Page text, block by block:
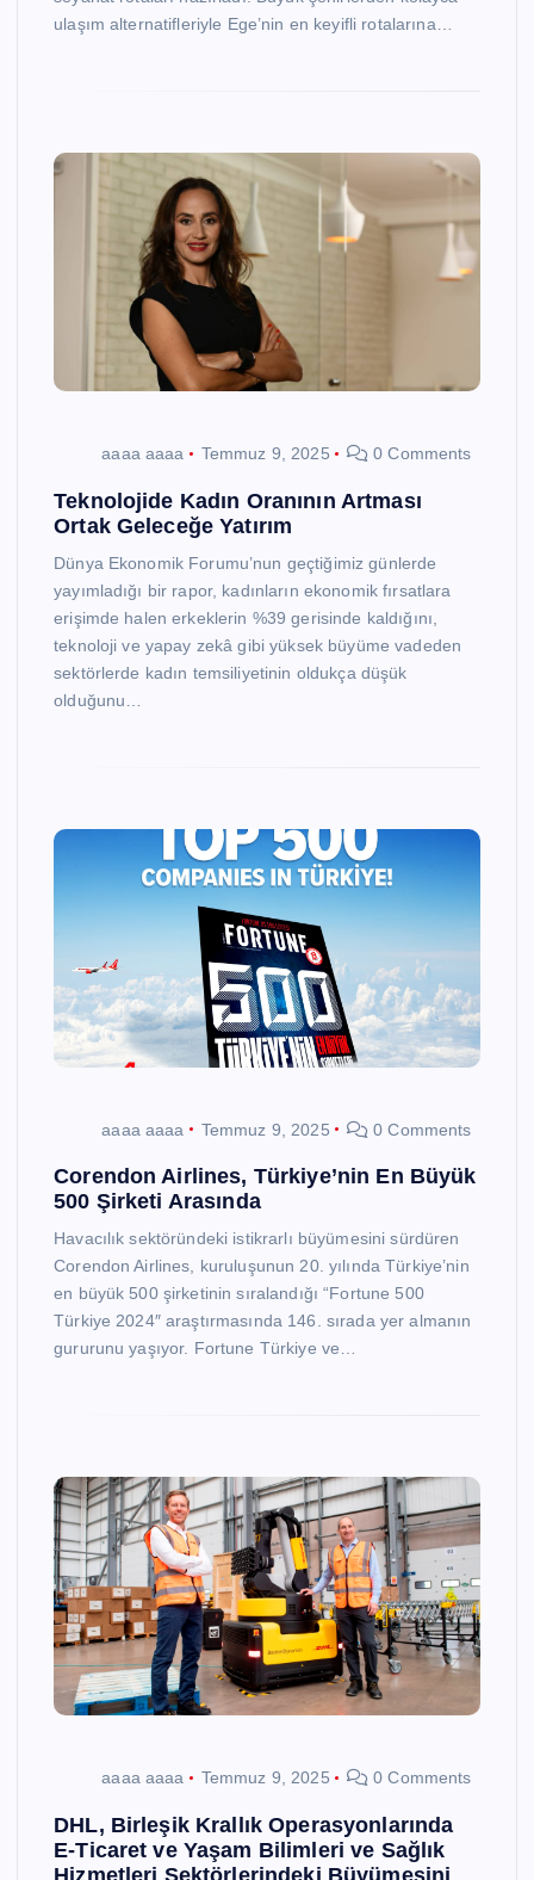
ulaşım alternatifleriyle Ege’nin en keyifli rotalarına…
aaaa aaaa Temmuz 9, 2025 0 Comments
Teknolojide Kadın Oranının Artması
Ortak Geleceğe Yatırım
Dünya Ekonomik Forumu’nun geçtiğimiz günlerde
yayımladığı bir rapor, kadınların ekonomik fırsatlara
erişimde halen erkeklerin %39 gerisinde kaldığını,
teknoloji ve yapay zekâ gibi yüksek büyüme vadeden
sektörlerde kadın temsiliyetinin oldukça düşük
olduğunu…
aaaa aaaa Temmuz 9, 2025 0 Comments
Corendon Airlines, Türkiye’nin En Büyük
500 Şirketi Arasında
Havacılık sektöründeki istikrarlı büyümesini sürdüren
Corendon Airlines, kuruluşunun 20. yılında Türkiye’nin
en büyük 500 şirketinin sıralandığı “Fortune 500
Türkiye 2024″ araştırmasında 146. sırada yer almanın
gururunu yaşıyor. Fortune Türkiye ve…
aaaa aaaa Temmuz 9, 2025 0 Comments
DHL, Birleşik Krallık Operasyonlarında
E-Ticaret ve Yaşam Bilimleri ve Sağlık
Hizmetleri Sektörlerindeki Büyümesini